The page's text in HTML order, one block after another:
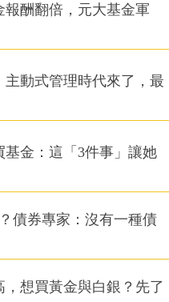
報酬翻倍，元大基金軍
動式管理時代來了，最
金：這「3件事」讓她
債券專家：沒有一種債
想買黃金與白銀？先了